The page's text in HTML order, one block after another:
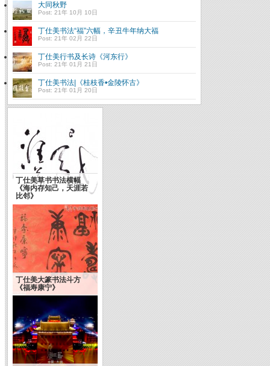
大同秋野
Post: 21年 10月 10日
丁仕美书法“福”六幅，辛丑牛年纳大福
Post: 21年 02月 22日
丁仕美行书及长诗《河东行》
Post: 21年 01月 21日
丁仕美书法|《桂枝香•金陵怀古》
Post: 21年 01月 20日
丁仕美草书书法横幅
《海内存知己，天涯若
比邻》
文化大国( 转载自韩寒博
客)
丁仕美大篆书法斗方
《福寿康宁》